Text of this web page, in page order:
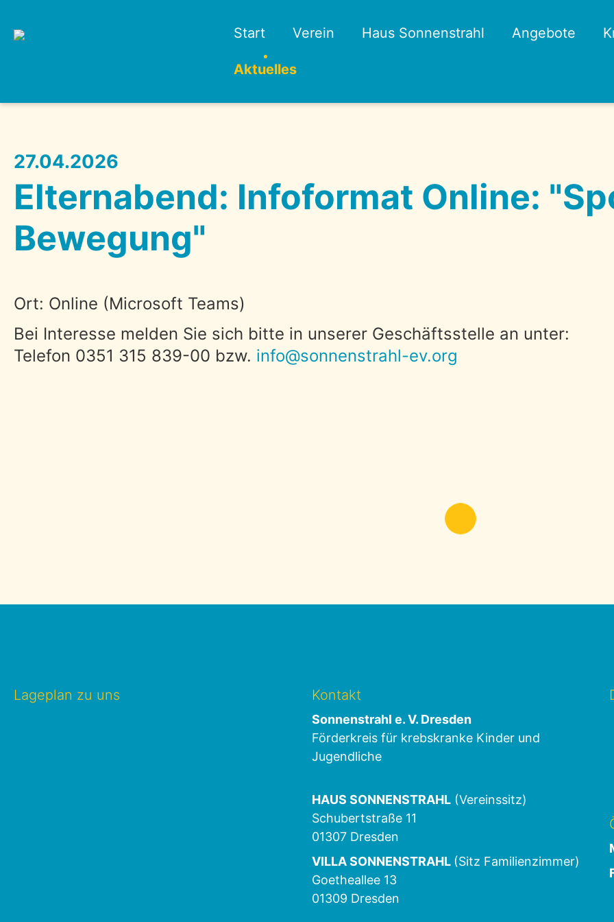
Start Verein Haus Sonnenstrahl Angebote
Aktuelles
27.04.2026
Elternabend: Infoformat Online:
Bewegung"
Ort: Online (Microsoft Teams)
Bei Interesse melden Sie sich bitte in unserer Geschäftsstelle an unter:
Telefon 0351 315 839-00 bzw. info@sonnenstrahl-ev.org
Lageplan zu uns Kontakt
Sonnenstrahl e. V. Dresden
Förderkreis für krebskranke Kinder und
Jugendliche
HAUS SONNENSTRAHL (Vereinssitz)
Schubertstraße 11
01307 Dresden
VILLA SONNENSTRAHL (Sitz Familienzimmer)
Goetheallee 13
01309 Dresden